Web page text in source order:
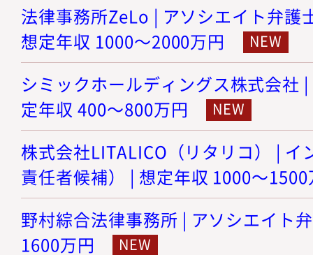
法律事務所ZeLo | アソシエイト弁護
想定年収 1000～2000万円
シミックホールディングス株式会社
定年収 400～800万円
株式会社LITALICO（リタリコ） | イ
責任者候補） | 想定年収 1000～
野村綜合法律事務所 | アソシエイト
1600万円